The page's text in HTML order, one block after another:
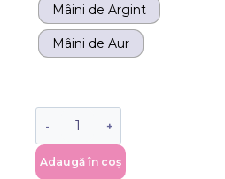
Mâini de Argint
Mâini de Aur
Adaugă în coș